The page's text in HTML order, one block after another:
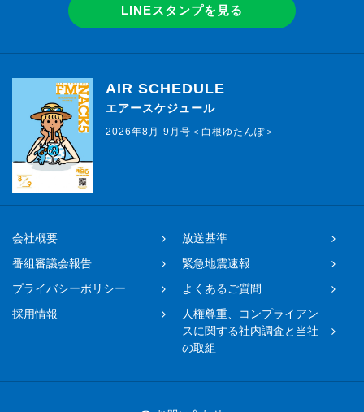
LINEスタンプを見る
AIR SCHEDULE
エアースケジュール
2026年8月-9月号＜白根ゆたんぽ＞
会社概要
放送基準
番組審議会報告
緊急地震速報
プライバシーポリシー
よくあるご質問
採用情報
人権尊重、コンプライアン
スに関する社内調査と当社
の取組